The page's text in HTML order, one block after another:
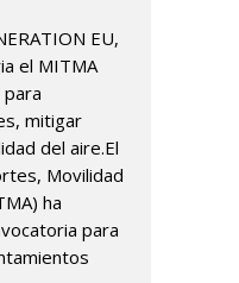
EU,
el MITMA
mitigar
del aire.El
Movilidad
ha
para